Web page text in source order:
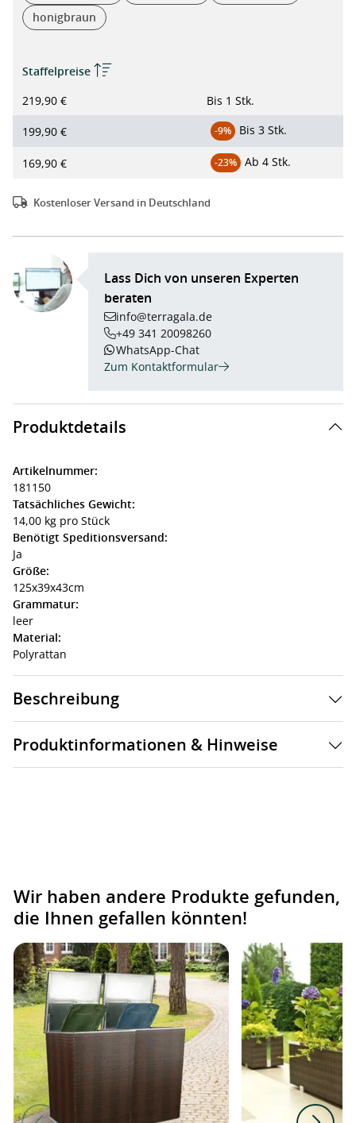
honigbraun
Staffelpreise
219,90 €
Bis 1 Stk.
199,90 € -9% Bis 3 Stk.
169,90 € -23% Ab 4 Stk.
Kostenloser Versand in Deutschland
Lass Dich von unseren Experten
beraten
info@terragala.de
+49 341 20098260
WhatsApp-Chat
Zum Kontaktformular
Produktdetails
Artikelnummer:
181150
Tatsächliches Gewicht:
14,00 kg pro Stück
Benötigt Speditionsversand:
Ja
Größe:
125x39x43cm
Grammatur:
leer
Material:
Polyrattan
Beschreibung
Produktinformationen & Hinweise
Wir haben andere Produkte gefunden,
die Ihnen gefallen könnten!